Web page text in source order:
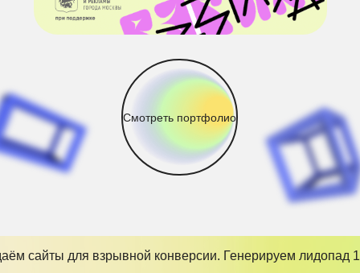
Смотреть портфолио
сайты для взрывной конверсии. Генерируем